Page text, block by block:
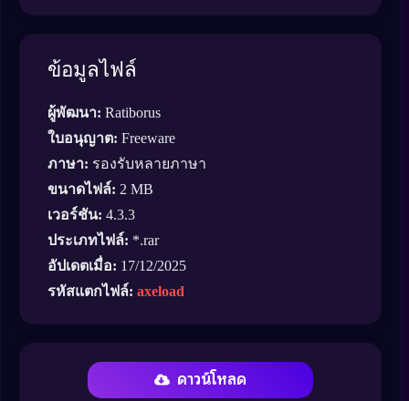
ข้อมูลไฟล์
ผู้พัฒนา: Ratiborus
ใบอนุญาต: Freeware
ภาษา: รองรับหลายภาษา
ขนาดไฟล์: 2 MB
เวอร์ชัน: 4.3.3
ประเภทไฟล์: *.rar
อัปเดตเมื่อ: 17/12/2025
รหัสแตกไฟล์: axeload
ดาวน์โหลด